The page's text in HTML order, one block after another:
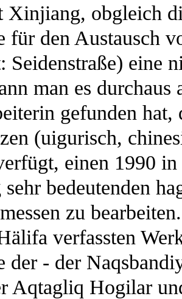
Xinjiang, obgleich
für den Austausch
Seidenstraße) eine
man es
gefunden
(uigurisch,
einen 1990
bedeutenden
zu
verfassten
der - der
Aqtagliq Hogilar